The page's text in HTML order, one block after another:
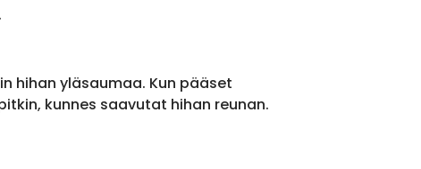
hihan yläsaumaa. Kun pääset
kunnes saavutat hihan reunan.